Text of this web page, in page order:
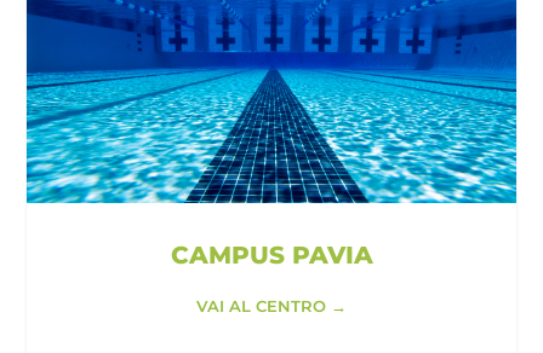
CAMPUS PAVIA
VAI AL CENTRO →